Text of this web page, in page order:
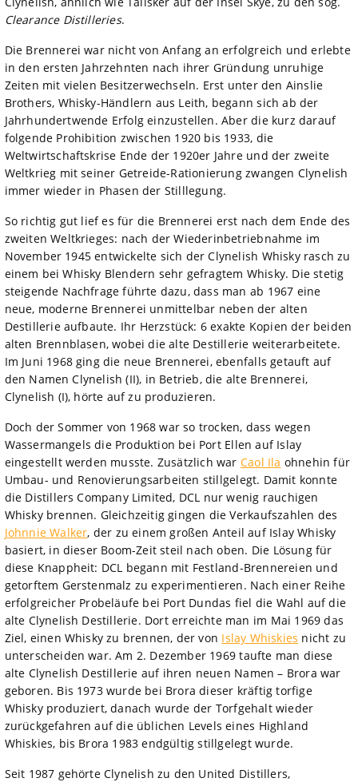
Clearance Distilleries.
Die Brennerei war nicht von Anfang an erfolgreich und erlebte
in den ersten Jahrzehnten nach ihrer Gründung unruhige
Zeiten mit vielen Besitzerwechseln. Erst unter den Ainslie
Brothers, Whisky-Händlern aus Leith, begann sich ab der
Jahrhundertwende Erfolg einzustellen. Aber die kurz darauf
folgende Prohibition zwischen 1920 bis 1933, die
Weltwirtschaftskrise Ende der 1920er Jahre und der zweite
Weltkrieg mit seiner Getreide-Rationierung zwangen Clynelish
immer wieder in Phasen der Stilllegung.
So richtig gut lief es für die Brennerei erst nach dem Ende des
zweiten Weltkrieges: nach der Wiederinbetriebnahme im
November 1945 entwickelte sich der Clynelish Whisky rasch zu
einem bei Whisky Blendern sehr gefragtem Whisky. Die stetig
steigende Nachfrage führte dazu, dass man ab 1967 eine
neue, moderne Brennerei unmittelbar neben der alten
Destillerie aufbaute. Ihr Herzstück: 6 exakte Kopien der beiden
alten Brennblasen, wobei die alte Destillerie weiterarbeitete.
Im Juni 1968 ging die neue Brennerei, ebenfalls getauft auf
den Namen Clynelish (II), in Betrieb, die alte Brennerei,
Clynelish (I), hörte auf zu produzieren.
Doch der Sommer von 1968 war so trocken, dass wegen
Wassermangels die Produktion bei Port Ellen auf Islay
eingestellt werden musste. Zusätzlich war Caol Ila ohnehin für
Umbau- und Renovierungsarbeiten stillgelegt. Damit konnte
die Distillers Company Limited, DCL nur wenig rauchigen
Whisky brennen. Gleichzeitig gingen die Verkaufszahlen des
Johnnie Walker, der zu einem großen Anteil auf Islay Whisky
basiert, in dieser Boom-Zeit steil nach oben. Die Lösung für
diese Knappheit: DCL begann mit Festland-Brennereien und
getorftem Gerstenmalz zu experimentieren. Nach einer Reihe
erfolgreicher Probeläufe bei Port Dundas fiel die Wahl auf die
alte Clynelish Destillerie. Dort erreichte man im Mai 1969 das
Ziel, einen Whisky zu brennen, der von Islay Whiskies nicht zu
unterscheiden war. Am 2. Dezember 1969 taufte man diese
alte Clynelish Destillerie auf ihren neuen Namen – Brora war
geboren. Bis 1973 wurde bei Brora dieser kräftig torfige
Whisky produziert, danach wurde der Torfgehalt wieder
zurückgefahren auf die üblichen Levels eines Highland
Whiskies, bis Brora 1983 endgültig stillgelegt wurde.
Seit 1987 gehörte Clynelish zu den United Distillers,